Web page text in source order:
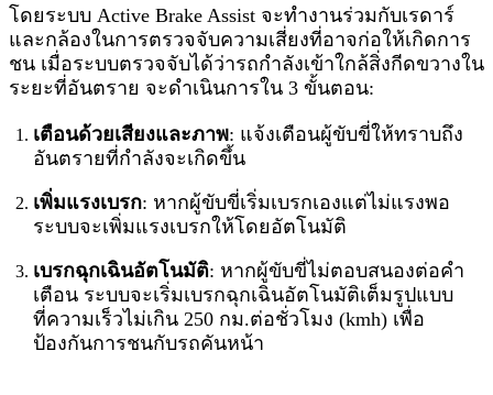
โดยระบบ Active Brake Assist จะทำงานร่วมกับเรดาร์
และกล้องในการตรวจจับความเสี่ยงที่อาจก่อให้เกิดการ
ชน เมื่อระบบตรวจจับได้ว่ารถกำลังเข้าใกล้สิ่งกีดขวางใน
ระยะที่อันตราย จะดำเนินการใน 3 ขั้นตอน:
เตือนด้วยเสียงและภาพ: แจ้งเตือนผู้ขับขี่ให้ทราบถึง
อันตรายที่กำลังจะเกิดขึ้น
เพิ่มแรงเบรก: หากผู้ขับขี่เริ่มเบรกเองแต่ไม่แรงพอ
ระบบจะเพิ่มแรงเบรกให้โดยอัตโนมัติ
เบรกฉุกเฉินอัตโนมัติ: หากผู้ขับขี่ไม่ตอบสนองต่อคำ
เตือน ระบบจะเริ่มเบรกฉุกเฉินอัตโนมัติเต็มรูปแบบ
ที่ความเร็วไม่เกิน 250 กม.ต่อชั่วโมง (kmh) เพื่อ
ป้องกันการชนกับรถคันหน้า